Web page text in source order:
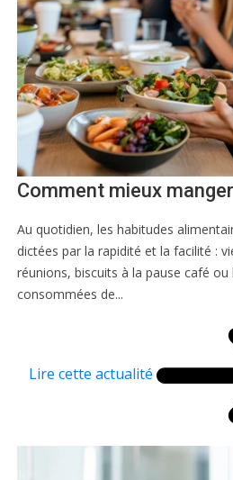
Comment mieux
Au quotidien, les habitudes
dictées par la rapidité et la facilité :
réunions, biscuits à la pause café ou
consommées de...
Lire cette actualité